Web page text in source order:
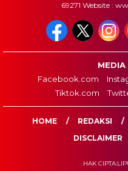
69271 Website :
Facebook.com
Tiktok.com
HOME REDAKSI
DISCLAIMER
HAK